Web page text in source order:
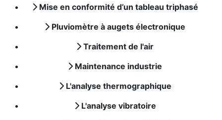
Mise en conformité d’un tableau triphasé
Pluviomètre à augets électronique
Traitement de l'air
Maintenance industrie
L'analyse thermographique
L'analyse vibratoire